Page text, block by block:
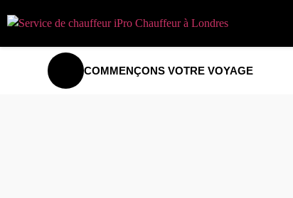
COMMENÇONS VOTRE VOYAGE